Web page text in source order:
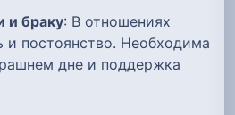
и браку: В отношениях
и постоянство. Необходима
дне и поддержка